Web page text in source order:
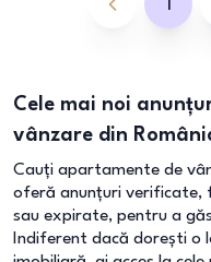
1
Cele mai noi
vânzare din
Cauți apartamente de
oferă anunțuri verificate,
sau expirate, pentru a
Indiferent dacă dorești o